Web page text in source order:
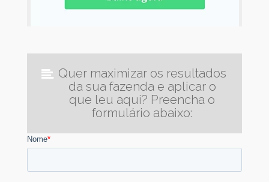
Quer maximizar os resultados
da sua fazenda e aplicar o
que leu aqui? Preencha o
formulário abaixo: